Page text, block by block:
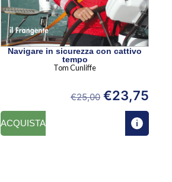
Navigare in sicurezza con cattivo
tempo
Tom Cunliffe
€25,00 €23,75
ACQUISTA